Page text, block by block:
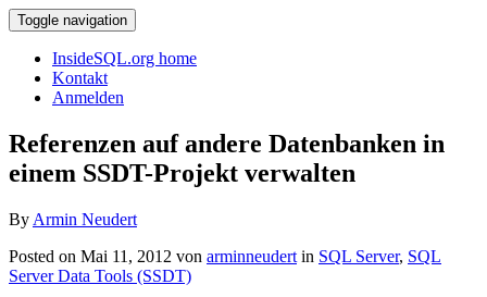
Toggle navigation
InsideSQL.org home
Kontakt
Anmelden
Referenzen auf andere Datenbanken in
einem SSDT-Projekt verwalten
By Armin Neudert
Posted on Mai 11, 2012 von arminneudert in SQL Server, SQL
Server Data Tools (SSDT)